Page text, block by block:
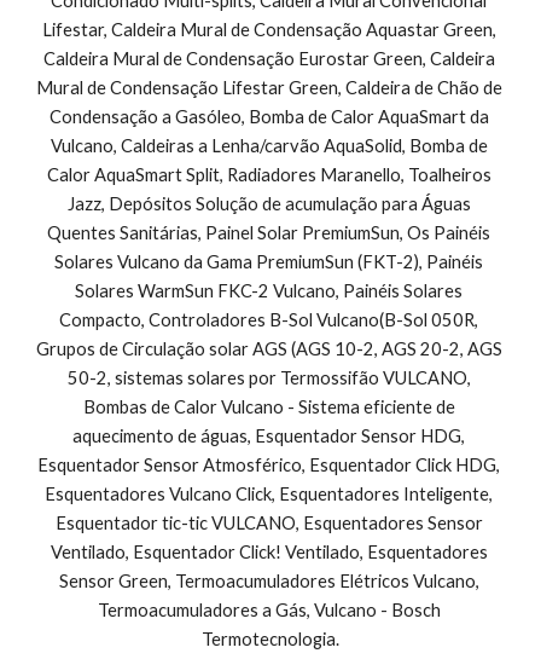
Lifestar, Caldeira Mural de Condensação Aquastar Green,
Caldeira Mural de Condensação Eurostar Green, Caldeira
Mural de Condensação Lifestar Green, Caldeira de Chão de
Condensação a Gasóleo, Bomba de Calor AquaSmart da
Vulcano, Caldeiras a Lenha/carvão AquaSolid, Bomba de
Calor AquaSmart Split, Radiadores Maranello, Toalheiros
Jazz, Depósitos Solução de acumulação para Águas
Quentes Sanitárias, Painel Solar PremiumSun, Os Painéis
Solares Vulcano da Gama PremiumSun (FKT-2), Painéis
Solares WarmSun FKC-2 Vulcano, Painéis Solares
Compacto, Controladores B-Sol Vulcano(B-Sol 050R,
Grupos de Circulação solar AGS (AGS 10-2, AGS 20-2, AGS
50-2, sistemas solares por Termossifão VULCANO,
Bombas de Calor Vulcano - Sistema eficiente de
aquecimento de águas, Esquentador Sensor HDG,
Esquentador Sensor Atmosférico, Esquentador Click HDG,
Esquentadores Vulcano Click, Esquentadores Inteligente,
Esquentador tic-tic VULCANO, Esquentadores Sensor
Ventilado, Esquentador Click! Ventilado, Esquentadores
Sensor Green, Termoacumuladores Elétricos Vulcano,
Termoacumuladores a Gás, Vulcano - Bosch
Termotecnologia.